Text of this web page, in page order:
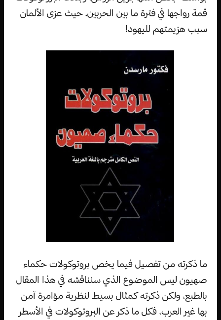
قمة رواجها في فترة ما بين الحربين، حيث عزى الألمان
سبب هزيمتهم لليهود!
ما ذكرته من تفصيل فيما يخص بروتوكولات حكماء
صهيون ليس الموضوع الذي سنناقشه في هذا المقال
بالطبع، ولكن ذكرته كمثال بسيط لنظرية مؤامرة آمن
بها غير العرب، فكل ما ذكر عن البروتوكولات في الأسطر